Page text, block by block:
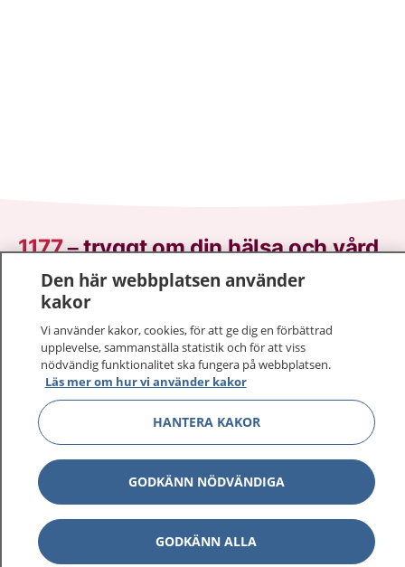
1177–tryggt om din hälsa och vård
På 1177.se får du råd om hälsa och information om
sjukdomar och vilka mottagningar du kan kontakta.
Logga in för att läsa din journal och göra dina
vårdärenden. Ring telefonnummer 1177 för
sjukvårdsrådgivning dygnet runt.
1177 ger dig råd när du vill må bättre.
1177 på flera språk
Visa
Den här webbplatsen använder
kakor
Vi använder kakor, cookies, för att ge dig en förbättrad
upplevelse, sammanställa statistik och för att viss
nödvändig funktionalitet ska fungera på webbplatsen.
Läs mer om hur vi använder kakor
HANTERA KAKOR
GODKÄNN NÖDVÄNDIGA
GODKÄNN ALLA